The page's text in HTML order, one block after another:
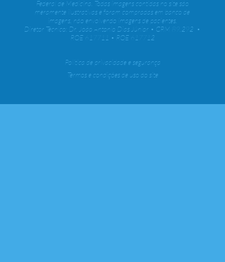
Federal de Medicina. Todas imagens contidas no site são
meramente ilustrativas e foram compradas em banco de
imagens, não envolvendo imagens de pacientes.
Diretor Técnico: Dr. João Antonio Dias Júnior • CRM 89.292 •
RQE 617711 • RQE 617712
Política de privacidade e segurança
Termos e condições de uso do site